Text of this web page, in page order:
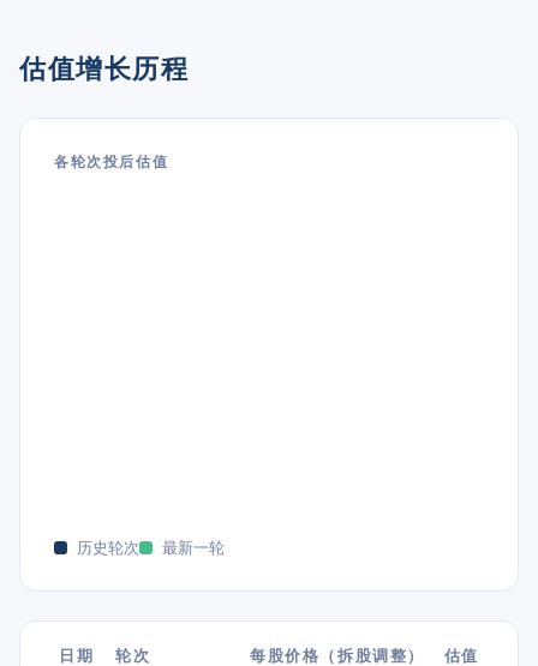
估值增长历程
各轮次投后估值
历史轮次 最新一轮
日期 轮次 每股价格（拆股调整） 估值